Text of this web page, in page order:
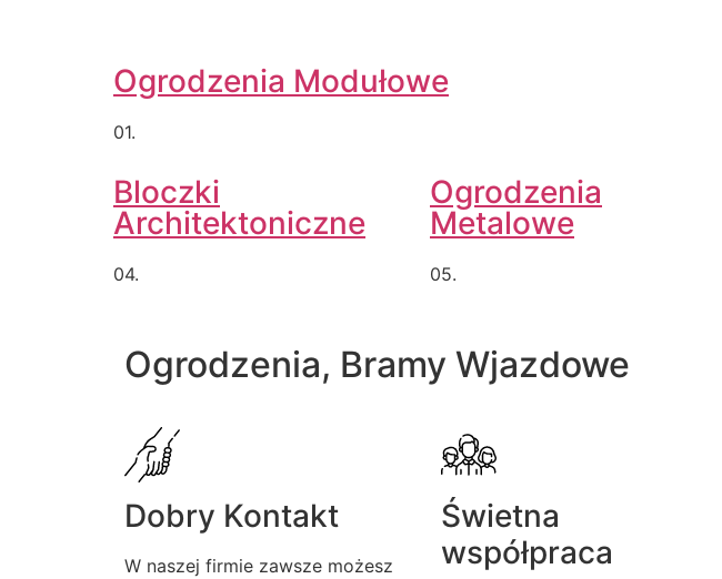
Ogrodzenia Modułowe
01.
Bloczki
Architektoniczne
04.
Ogrodzenia
Metalowe
05.
Ogrodzenia, Bramy Wjazdowe
Dobry Kontakt
W naszej firmie zawsze możesz
Świetna
współpraca